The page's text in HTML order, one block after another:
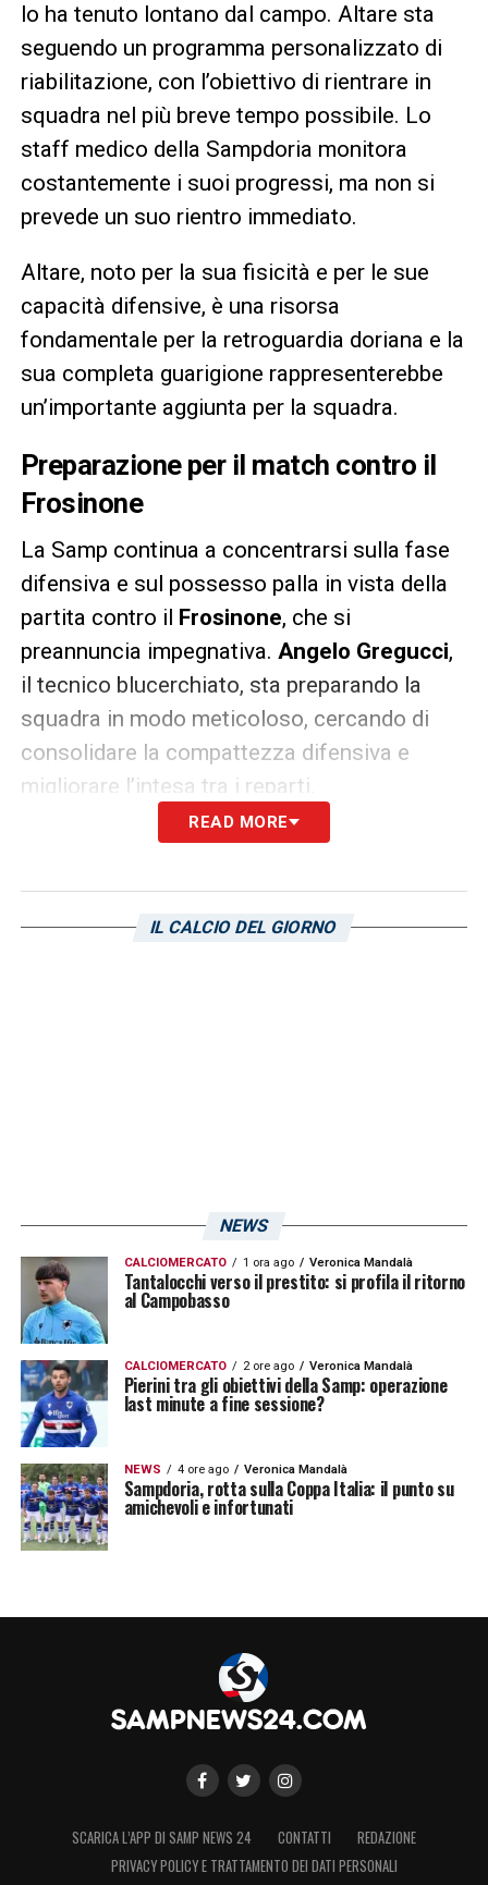
lo ha tenuto lontano dal campo. Altare sta
seguendo un programma personalizzato di
riabilitazione, con l’obiettivo di rientrare in
squadra nel più breve tempo possibile. Lo
staff medico della Sampdoria monitora
costantemente i suoi progressi, ma non si
prevede un suo rientro immediato.
Altare, noto per la sua fisicità e per le sue
capacità difensive, è una risorsa
fondamentale per la retroguardia doriana e la
sua completa guarigione rappresenterebbe
un’importante aggiunta per la squadra.
Preparazione per il match contro il
Frosinone
La Samp continua a concentrarsi sulla fase
difensiva e sul possesso palla in vista della
partita contro il Frosinone, che si
preannuncia impegnativa. Angelo Gregucci,
il tecnico blucerchiato, sta preparando la
squadra in modo meticoloso, cercando di
consolidare la compattezza difensiva e
migliorare l’intesa tra i reparti.
Il lavoro a Bogliasco proseguirà nei prossimi
puntando a sfruttare il fattore casa per
READ MORE
IL CALCIO DEL GIORNO
NEWS
CALCIOMERCATO 1 ora ago Veronica Mandalà
Tantalocchi verso il prestito: si profila il ritorno
al Campobasso
CALCIOMERCATO 2 ore ago Veronica Mandalà
Pierini tra gli obiettivi della Samp: operazione
last minute a fine sessione?
NEWS 4 ore ago Veronica Mandalà
Sampdoria, rotta sulla Coppa Italia: il punto su
amichevoli e infortunati
SCARICA L’APP DI SAMP NEWS 24 CONTATTI
REDAZIONE
PRIVACY POLICY E TRATTAMENTO DEI DATI PERSONALI